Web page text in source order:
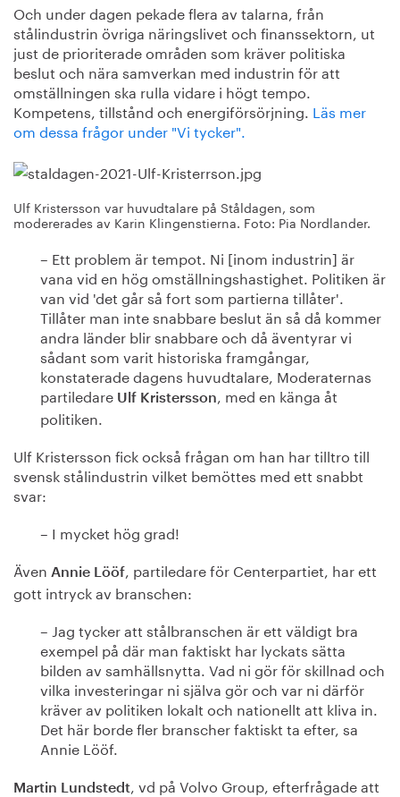
Och under dagen pekade flera av talarna, från
stålindustrin övriga näringslivet och finanssektorn, ut
just de prioriterade områden som kräver politiska
beslut och nära samverkan med industrin för att
omställningen ska rulla vidare i högt tempo.
Kompetens, tillstånd och energiförsörjning. Läs mer
om dessa frågor under "Vi tycker".
Ulf Kristersson var huvudtalare på Ståldagen, som
modererades av Karin Klingenstierna. Foto: Pia Nordlander.
– Ett problem är tempot. Ni [inom industrin] är
vana vid en hög omställningshastighet. Politiken är
van vid 'det går så fort som partierna tillåter'.
Tillåter man inte snabbare beslut än så då kommer
andra länder blir snabbare och då äventyrar vi
sådant som varit historiska framgångar,
konstaterade dagens huvudtalare, Moderaternas
partiledare Ulf Kristersson
, med en känga åt
politiken.
Ulf Kristersson fick också frågan om han har tilltro till
svensk stålindustrin vilket bemöttes med ett snabbt
svar:
– I mycket hög grad!
Även Annie Lööf
, partiledare för Centerpartiet, har ett
gott intryck av branschen:
– Jag tycker att stålbranschen är ett väldigt bra
exempel på där man faktiskt har lyckats sätta
bilden av samhällsnytta. Vad ni gör för skillnad och
vilka investeringar ni själva gör och var ni därför
kräver av politiken lokalt och nationellt att kliva in.
Det här borde fler branscher faktiskt ta efter, sa
Annie Lööf.
Martin Lundstedt , vd på Volvo Group, efterfrågade att